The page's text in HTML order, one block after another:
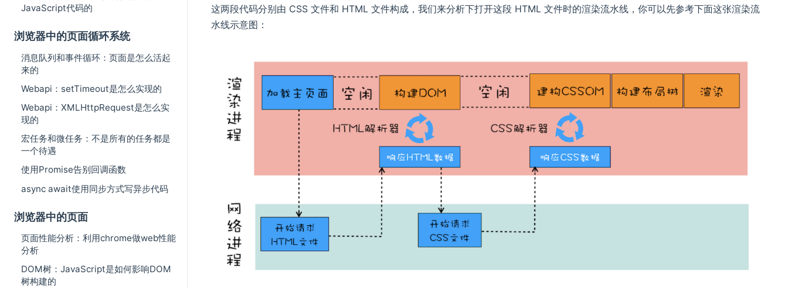
JavaScript代码的
浏览器中的页面循环系统
消息队列和事件循环：页面是怎么活起
来的
Webapi：setTimeout是怎么实现的
Webapi：XMLHttpRequest是怎么实
现的
宏任务和微任务：不是所有的任务都是
一个待遇
使用Promise告别回调函数
async await使用同步方式写异步代码
浏览器中的页面
页面性能分析：利用chrome做web性能
分析
DOM树：JavaScript是如何影响DOM
树构建的
这两段代码分别由 CSS 文件和 HTML 文件构成，我们来分析下打开这段 HTML 文件时的渲染流水线，你可以先参考下面这张渲染流
水线示意图：